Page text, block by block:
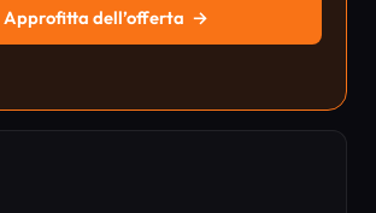
Approfitta dell’offerta →